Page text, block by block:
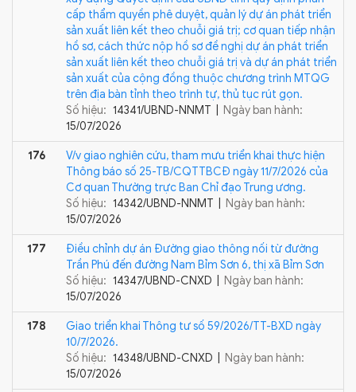
cấp thẩm quyền phê duyệt, quản lý dự án phát triển
sản xuất liên kết theo chuỗi giá trị; cơ quan tiếp nhận
hồ sơ, cách thức nộp hồ sơ đề nghị dự án phát triển
sản xuất liên kết theo chuỗi giá trị và dự án phát triển
sản xuất của cộng đồng thuộc chương trình MTQG
trên địa bàn tỉnh theo trình tự, thủ tục rút gọn.
Số hiệu: 14341/UBND-NNMT |
Ngày ban hành:
15/07/2026
176
V/v giao nghiên cứu, tham mưu triển khai thực hiện
Thông báo số 25-TB/CQTTBCĐ ngày 11/7/2026 của
Cơ quan Thường trực Ban Chỉ đạo Trung ương.
Số hiệu: 14342/UBND-NNMT |
Ngày ban hành:
15/07/2026
177
Điều chỉnh dự án Đường giao thông nối từ đường
Trần Phú đến đường Nam Bỉm Sơn 6, thị xã Bỉm Sơn
Số hiệu: 14347/UBND-CNXD |
Ngày ban hành:
15/07/2026
178
Giao triển khai Thông tư số 59/2026/TT-BXD ngày
10/7/2026.
Số hiệu: 14348/UBND-CNXD |
Ngày ban hành:
15/07/2026